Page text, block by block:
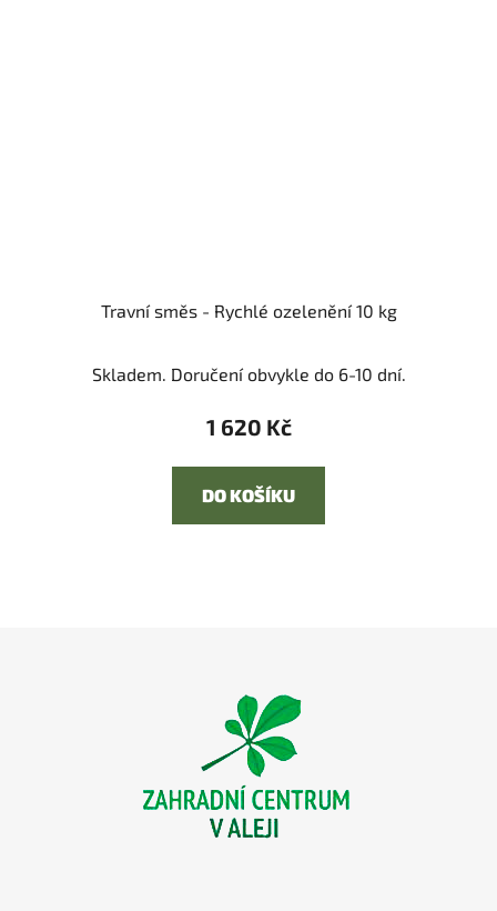
Travní směs - Rychlé ozelenění 10 kg
Skladem. Doručení obvykle do 6-10 dní.
1 620 Kč
DO KOŠÍKU